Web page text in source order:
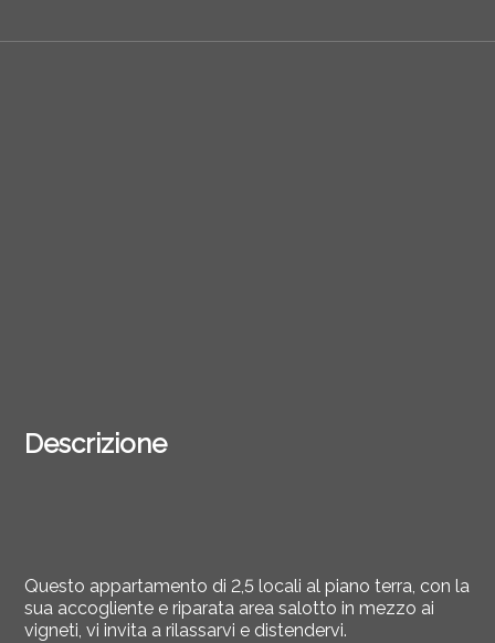
Descrizione
Questo appartamento di 2,5 locali al piano terra, con la
sua accogliente e riparata area salotto in mezzo ai
vigneti, vi invita a rilassarvi e distendervi.